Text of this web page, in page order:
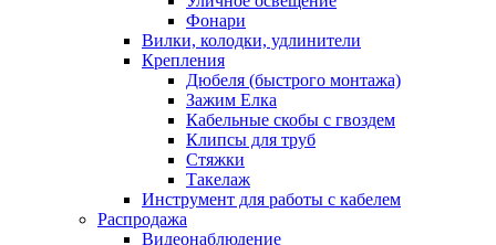
Фонари
Вилки, колодки, удлинители
Крепления
Дюбеля (быстрого монтажа)
Зажим Елка
Кабельные скобы с гвоздем
Клипсы для труб
Стяжки
Такелаж
Инструмент для работы с кабелем
Распродажа
Видеонаблюдение